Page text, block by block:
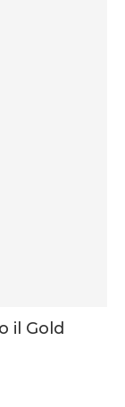
il Gold